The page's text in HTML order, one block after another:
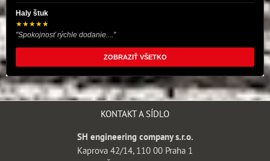
Haly štuk
★★★★★
"Spokojnosť rýchle dodanie...."
ZOBRAZIŤ VŠETKO
KONTAKT A SÍDLO
SH engineering company s.r.o.
Kaprova 42/14, 110 00 Praha 1